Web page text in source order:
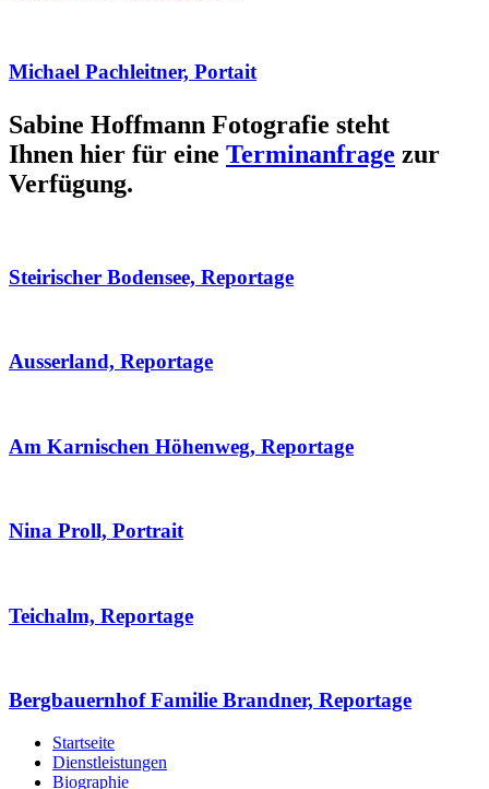
Michael Pachleitner, Portait
Sabine Hoffmann Fotografie steht
Ihnen hier für eine Terminanfrage zur
Verfügung.
Steirischer Bodensee, Reportage
Ausserland, Reportage
Am Karnischen Höhenweg, Reportage
Nina Proll, Portrait
Teichalm, Reportage
Bergbauernhof Familie Brandner, Reportage
Startseite
Dienstleistungen
Biographie